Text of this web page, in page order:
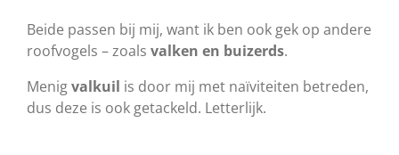
Beide passen bij mij, want ik ben ook gek op andere
roofvogels – zoals valken en buizerds.
Menigvalkuil is door mij met naïviteiten betreden,
dus deze is ook getackeld. Letterlijk.